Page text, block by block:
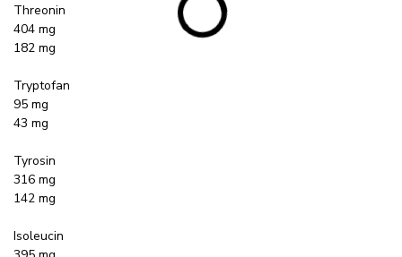
Threonin
404 mg
182 mg
Tryptofan
95 mg
43 mg
Tyrosin
316 mg
142 mg
Isoleucin